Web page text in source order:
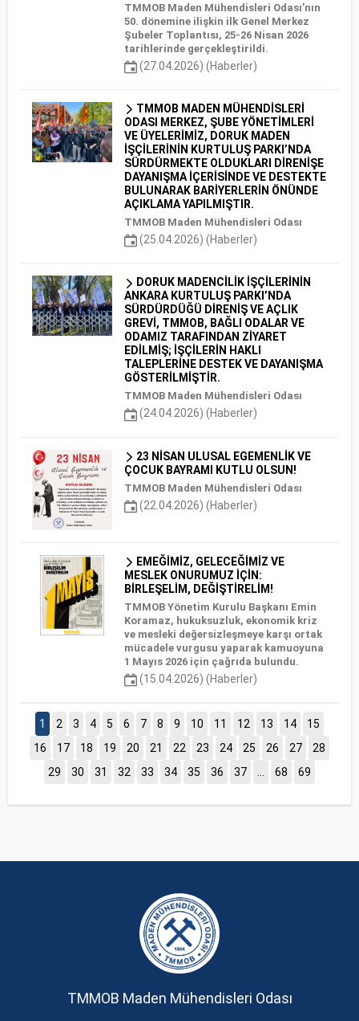
TMMOB Maden Mühendisleri Odası’nın
50. dönemine ilişkin ilk Genel Merkez
Şubeler Toplantısı, 25-26 Nisan 2026
tarihlerinde gerçekleştirildi.
(27.04.2026) (Haberler)
TMMOB MADEN MÜHENDİSLERİ
ODASI MERKEZ, ŞUBE YÖNETİMLERİ
VE ÜYELERİMİZ, DORUK MADEN
İŞÇİLERİNİN KURTULUŞ PARKI’NDA
SÜRDÜRMEKTE OLDUKLARI DİRENİŞE
DAYANIŞMA İÇERİSİNDE VE DESTEKTE
BULUNARAK BARİYERLERİN ÖNÜNDE
AÇIKLAMA YAPILMIŞTIR.
TMMOB Maden Mühendisleri Odası
(25.04.2026) (Haberler)
DORUK MADENCİLİK İŞÇİLERİNİN
ANKARA KURTULUŞ PARKI’NDA
SÜRDÜRDÜĞÜ DİRENİŞ VE AÇLIK
GREVİ, TMMOB, BAĞLI ODALAR VE
ODAMIZ TARAFINDAN ZİYARET
EDİLMİŞ; İŞÇİLERİN HAKLI
TALEPLERİNE DESTEK VE DAYANIŞMA
GÖSTERİLMİŞTİR.
TMMOB Maden Mühendisleri Odası
(24.04.2026) (Haberler)
23 NİSAN ULUSAL EGEMENLİK VE
ÇOCUK BAYRAMI KUTLU OLSUN!
TMMOB Maden Mühendisleri Odası
(22.04.2026) (Haberler)
EMEĞİMİZ, GELECEĞİMİZ VE
MESLEK ONURUMUZ İÇİN:
BİRLEŞELİM, DEĞİŞTİRELİM!
TMMOB Yönetim Kurulu Başkanı Emin
Koramaz, hukuksuzluk, ekonomik kriz
ve mesleki değersizleşmeye karşı ortak
mücadele vurgusu yaparak kamuoyuna
1 Mayıs 2026 için çağrıda bulundu.
(15.04.2026) (Haberler)
1 2 3 4 5 6 7 8 9 10 11 12 13 14
15
16
17 18 19 20 21 22 23 24 25 26 27
28
29
30 31 32 33 34 35 36 37 68 69
TMMOB Maden Mühendisleri Odası